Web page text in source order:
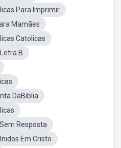
Para Imprimir
Mamães
Catolicas
B
DaBiblia
Resposta
Em Cristo